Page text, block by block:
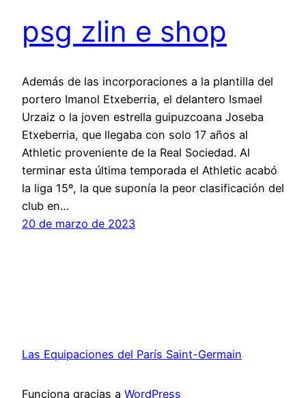
psg zlin e shop
Además de las incorporaciones a la plantilla del
portero Imanol Etxeberria, el delantero Ismael
Urzaiz o la joven estrella guipuzcoana Joseba
Etxeberria, que llegaba con solo 17 años al
Athletic proveniente de la Real Sociedad. Al
terminar esta última temporada el Athletic acabó
la liga 15º, la que suponía la peor clasificación del
club en…
20 de marzo de 2023
Las Equipaciones del París Saint-Germain
Funciona gracias a WordPress